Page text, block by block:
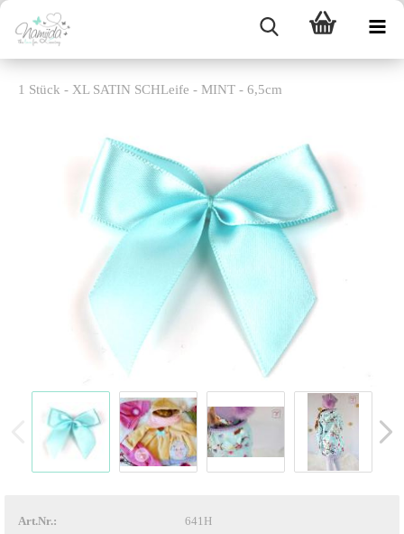
1 Stück - XL SATIN SCHLeife - MINT - 6,5cm
Art.Nr.:
641H